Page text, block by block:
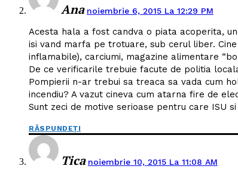
Ana noiembrie 6, 2015 La 12:29 PM
Acesta hala a fost candva o piata acoperita,
isi vand marfa pe trotuare, sub cerul liber.
inflamabile), carciumi, magazine alimentare
De ce verificarile trebuie facute de politia
Pompierii n-ar trebui sa treaca sa vada cum
incendiu? A vazut cineva cum atarna fire de
Sunt zeci de motive serioase pentru care ISU
RĂSPUNDEȚI
Tica noiembrie 10, 2015 La 11:08 AM